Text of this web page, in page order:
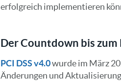
erfolgreich implementieren
Der Countdown bis zum
PCI DSS v4.0wurde im März
Änderungen und